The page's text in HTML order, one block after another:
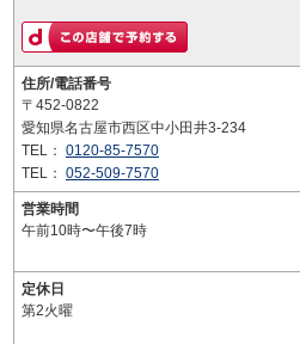
住所/電話番号
〒452-0822
愛知県名古屋市西区中小田井3-234
TEL： 0120-85-7570
TEL： 052-509-7570
営業時間
午前10時〜午後7時
定休日
第2火曜